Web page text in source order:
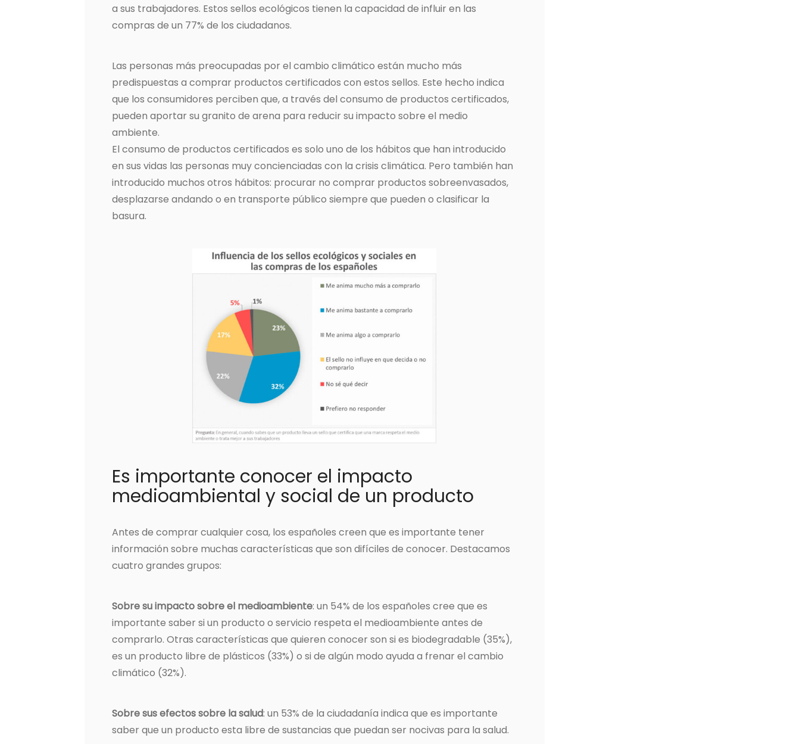
a sus trabajadores. Estos sellos ecológicos tienen la capacidad de influir en las
compras de un 77% de los ciudadanos.
Las personas más preocupadas por el cambio climático están mucho más
predispuestas a comprar productos certificados con estos sellos. Este hecho indica
que los consumidores perciben que, a través del consumo de productos certificados,
pueden aportar su granito de arena para reducir su impacto sobre el medio
ambiente.
El consumo de productos certificados es solo uno de los hábitos que han introducido
en sus vidas las personas muy concienciadas con la crisis climática. Pero también han
introducido muchos otros hábitos: procurar no comprar productos sobreenvasados,
desplazarse andando o en transporte público siempre que pueden o clasificar la
basura.
Es importante conocer el impacto
medioambiental y social de un producto
Antes de comprar cualquier cosa, los españoles creen que es importante tener
información sobre muchas características que son difíciles de conocer. Destacamos
cuatro grandes grupos:
Sobre su impacto sobre el medioambiente: un 54% de los españoles cree que es
importante saber si un producto o servicio respeta el medioambiente antes de
comprarlo. Otras características que quieren conocer son si es biodegradable (35%),
es un producto libre de plásticos (33%) o si de algún modo ayuda a frenar el cambio
climático (32%).
Sobre sus efectos sobre la salud: un 53% de la ciudadanía indica que es importante
saber que un producto esta libre de sustancias que puedan ser nocivas para la salud.